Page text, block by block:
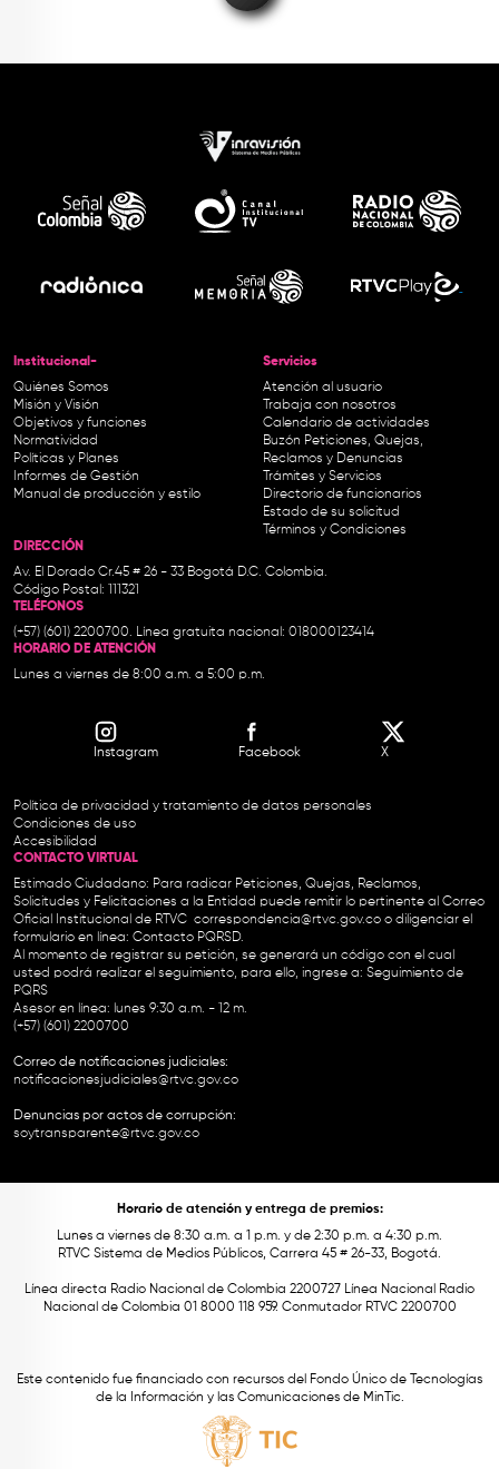
Institucional-
Quiénes Somos
Misión y Visión
Objetivos y funciones
Normatividad
Políticas y Planes
Informes de Gestión
Manual de producción y estilo
Servicios
Atención al usuario
Trabaja con nosotros
Calendario de actividades
Buzón Peticiones, Quejas,
Reclamos y Denuncias
Trámites y Servicios
Directorio de funcionarios
Estado de su solicitud
Términos y Condiciones
DIRECCIÓN
Av. El Dorado Cr.45 # 26 - 33 Bogotá D.C. Colombia.
Código Postal: 111321
TELÉFONOS
(+57) (601) 2200700. Línea gratuita nacional: 018000123414
HORARIO DE ATENCIÓN
Lunes a viernes de 8:00 a.m. a 5:00 p.m.
Instagram Facebook X
Política de privacidad y tratamiento de datos personales
Condiciones de uso
Accesibilidad
CONTACTO VIRTUAL
Estimado Ciudadano: Para radicar Peticiones, Quejas, Reclamos,
Solicitudes y Felicitaciones a la Entidad puede remitir lo pertinente al Correo
Oficial Institucional de RTVC correspondencia@rtvc.gov.co o diligenciar el
formulario en línea: Contacto PQRSD.
Al momento de registrar su petición, se generará un código con el cual
usted podrá realizar el seguimiento, para ello, ingrese a: Seguimiento de
PQRS
Asesor en línea: lunes 9:30 a.m. - 12 m.
(+57) (601) 2200700
Correo de notificaciones judiciales:
notificacionesjudiciales@rtvc.gov.co
Denuncias por actos de corrupción:
soytransparente@rtvc.gov.co
Horario de atención y entrega de premios:
Lunes a viernes de 8:30 a.m. a 1 p.m. y de 2:30 p.m. a 4:30 p.m.
RTVC Sistema de Medios Públicos, Carrera 45 # 26-33, Bogotá.
Línea directa Radio Nacional de Colombia 2200727 Línea Nacional Radio
Nacional de Colombia 01 8000 118 959. Conmutador RTVC 2200700
Este contenido fue financiado con recursos del Fondo Único de Tecnologías
de la Información y las Comunicaciones de MinTic.